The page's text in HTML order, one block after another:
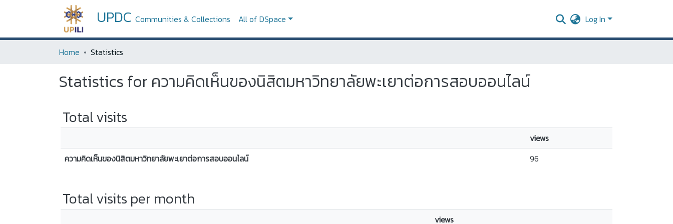
UPDC Communities & Collections All of DSpace Log In
Home Statistics
Statistics for ความคิดเห็นของนิสิตมหาวิทยาลัยพะเยาต่อการสอบออนไลน์
Total visits
views
ความคิดเห็นของนิสิตมหาวิทยาลัยพะเยาต่อการสอบออนไลน์
96
Total visits per month
views